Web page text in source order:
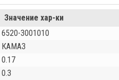
Значение хар-ки
6520-3001010
КАМАЗ
0.17
0.3